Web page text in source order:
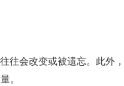
往会改变或被遗忘。此外，
。